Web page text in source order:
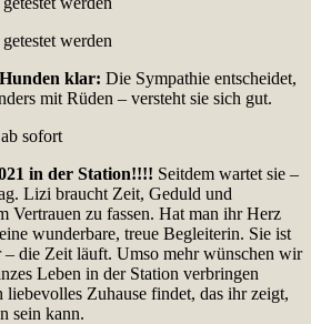
werden
klar: Die Sympathie entscheidet,
mit Rüden – versteht sie sich gut.
ab sofort
in der Station!!!! Seitdem wartet sie –
Lizi braucht Zeit, Geduld und
Vertrauen zu fassen. Hat man ihr Herz
wunderbare, treue Begleiterin. Sie ist
die Zeit läuft. Umso mehr wünschen wir
Leben in der Station verbringen
liebevolles Zuhause findet, das ihr zeigt,
sein kann.